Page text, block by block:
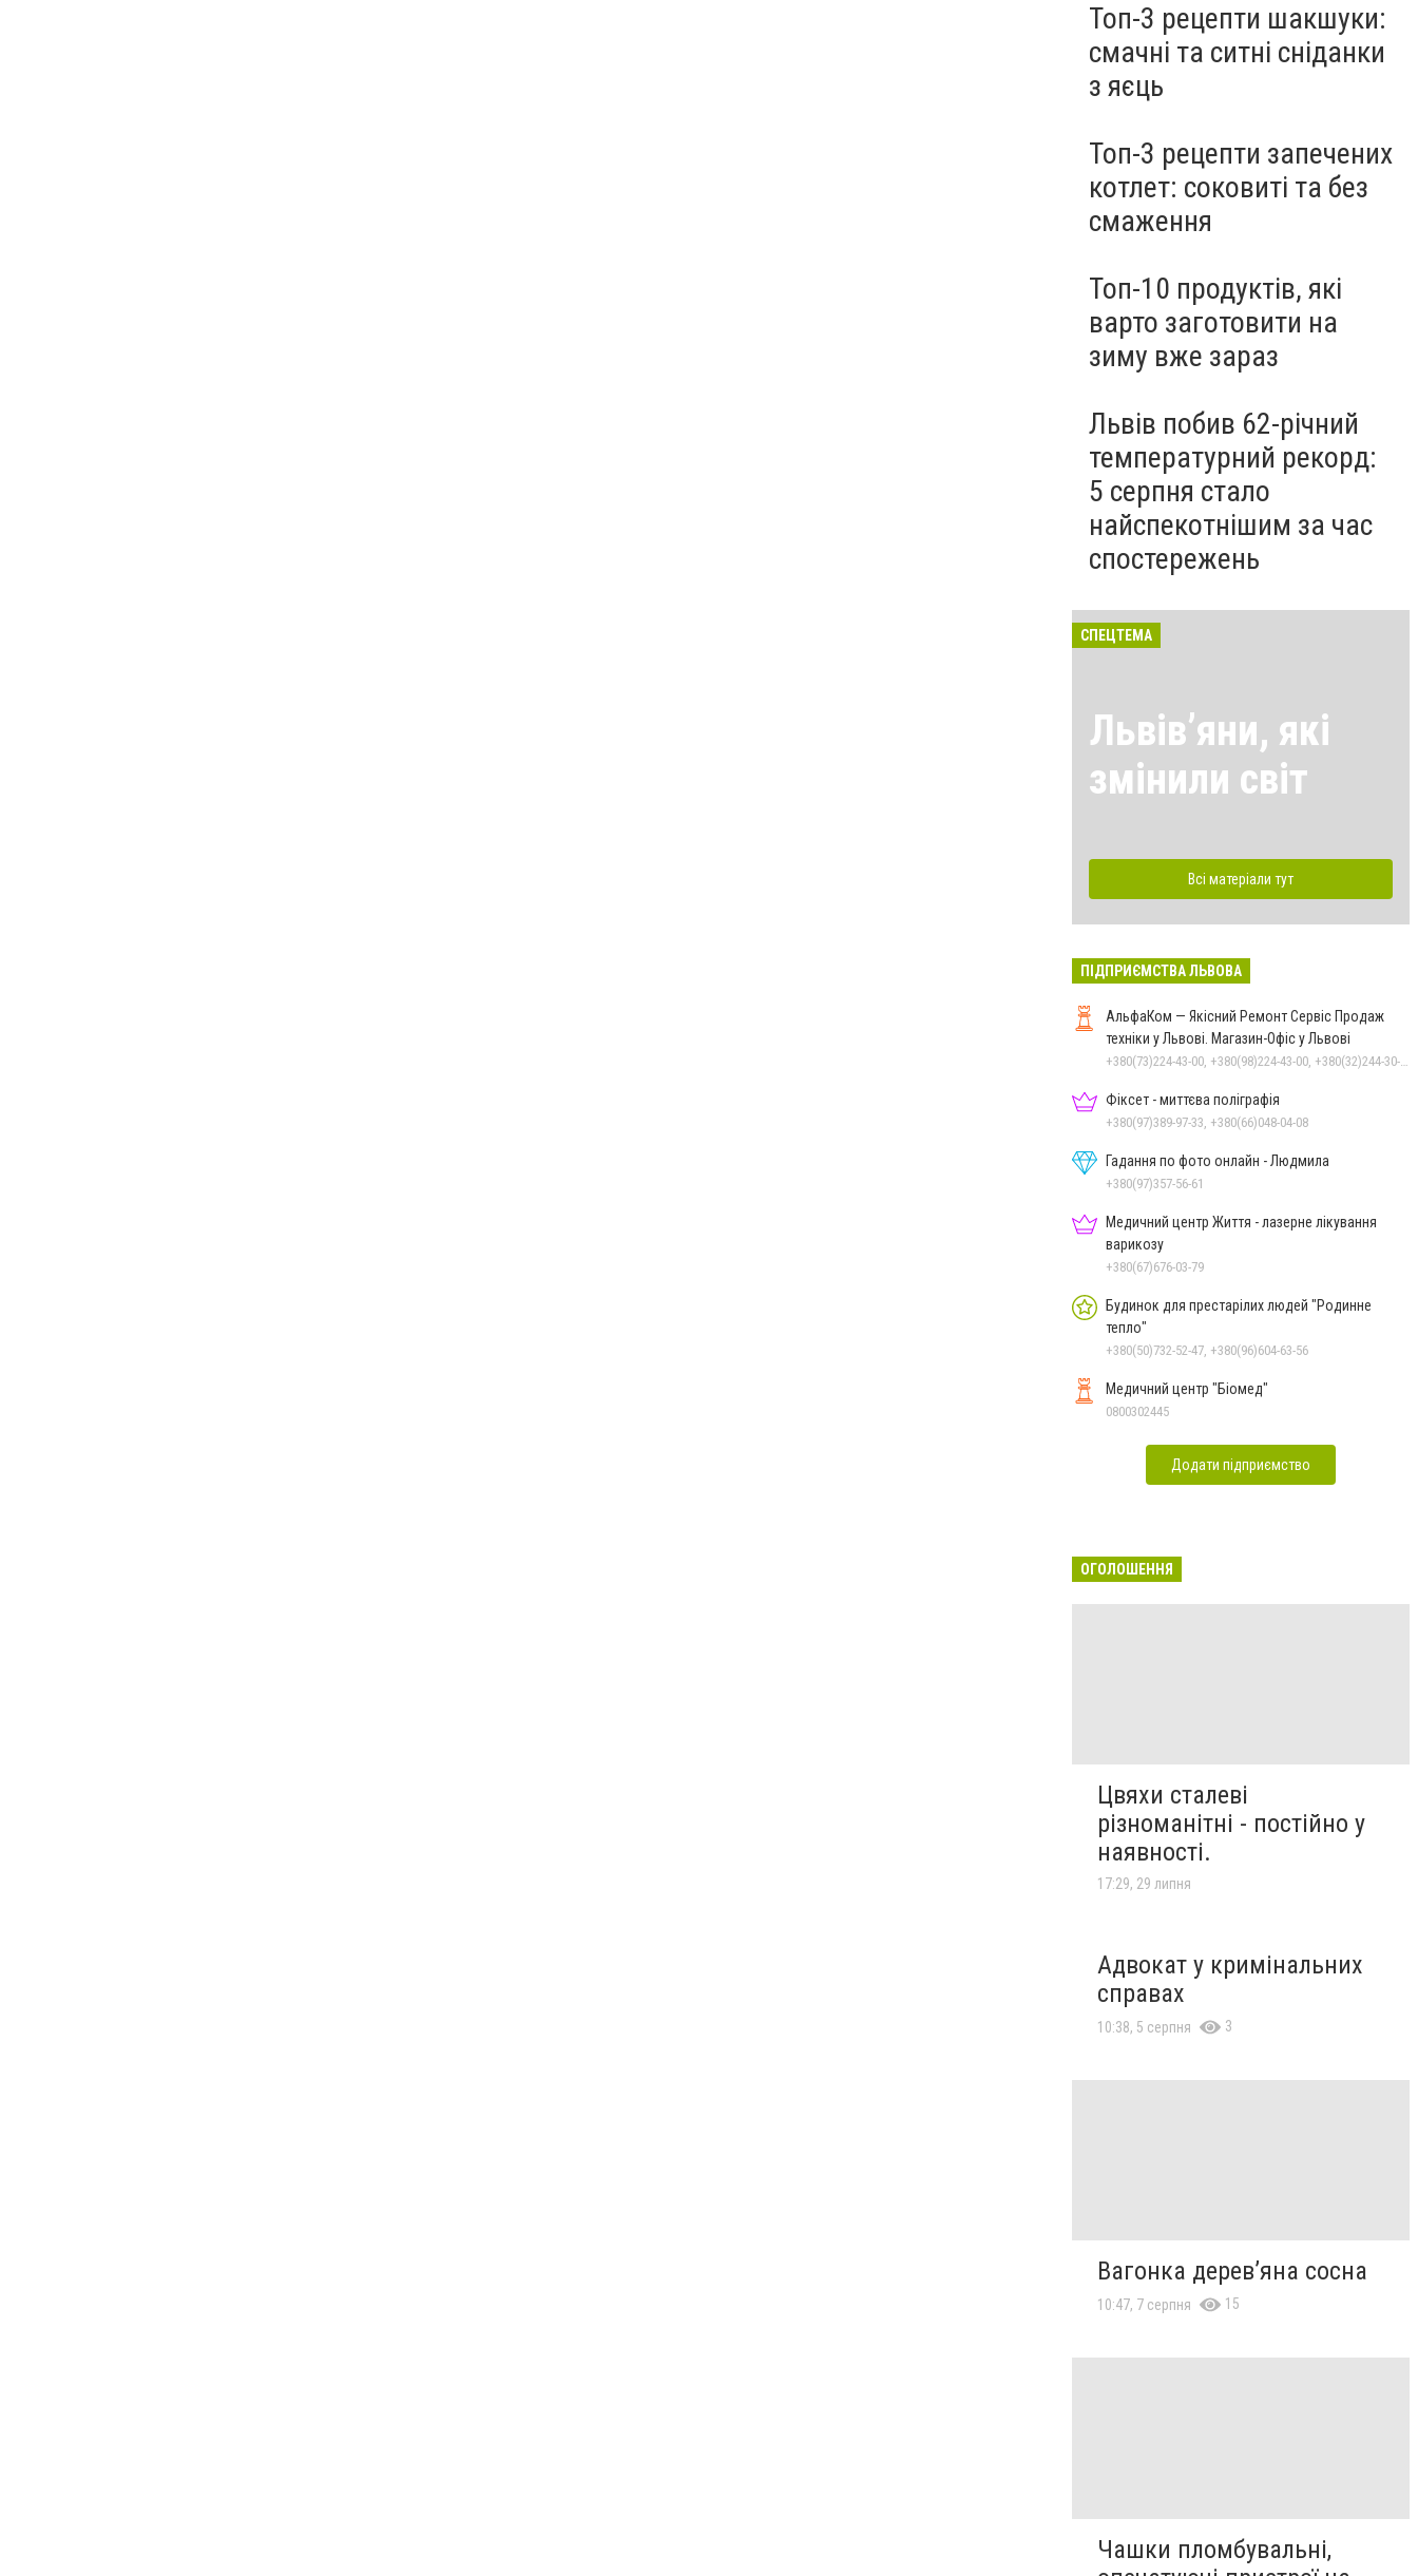
Топ-3 рецепти шакшуки:
смачні та ситні сніданки
з яєць
Топ-3 рецепти запечених
котлет: соковиті та без
смаження
Топ-10 продуктів, які
варто заготовити на
зиму вже зараз
Львів побив 62-річний
температурний рекорд:
5 серпня стало
найспекотнішим за час
спостережень
СПЕЦТЕМА
Львівʼяни, які
змінили світ
Всі матеріали тут
ПІДПРИЄМСТВА ЛЬВОВА
АльфаКом — Якісний Ремонт Сервіс Продаж
техніки у Львові. Магазин-Офіс у Львові
Фіксет - миттєва поліграфія
+380(97)389-97-33, +380(66)048-04-08
Гадання по фото онлайн - Людмила
+380(97)357-56-61
Медичний центр Життя - лазерне лікування
варикозу
+380(67)676-03-79
Будинок для престарілих людей "Родинне
тепло"
+380(50)732-52-47, +380(96)604-63-56
Медичний центр "Біомед"
0800302445
Додати підприємство
ОГОЛОШЕННЯ
Цвяхи сталеві
різноманітні - постійно у
наявності.
17:29, 29 липня
Адвокат у кримінальних
справах
10:38, 5 серпня 3
Вагонка дерев’яна сосна
10:47, 7 серпня 15
Чашки пломбувальні,